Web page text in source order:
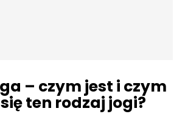
– czym jest i czym
ten rodzaj jogi?